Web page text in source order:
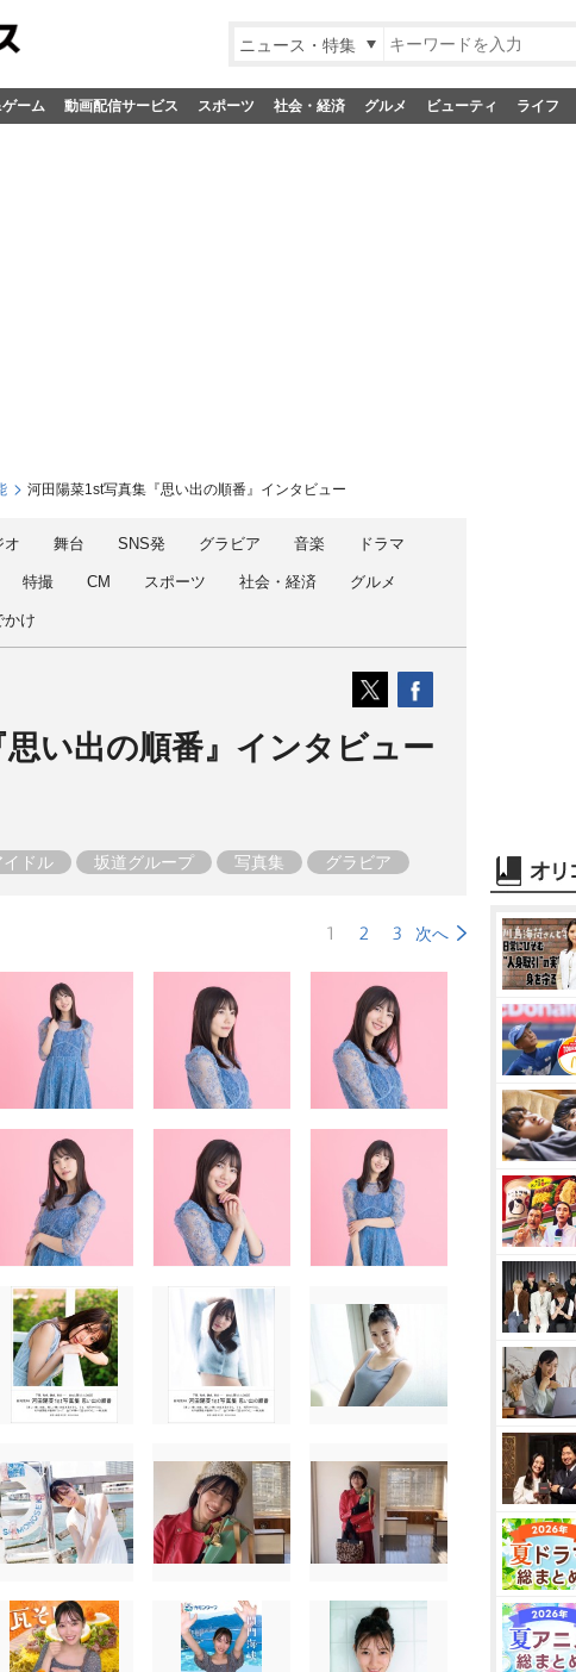
ニュース・特集
ーム 動画配信サービス スポーツ 社会・経済 グルメ ビューティ ライフ
河田陽菜1st写真集『思い出の順番』インタビュー
オ 舞台 SNS発 グラビア 音楽 ドラマ
特撮 CM スポーツ 社会・経済 グルメ
かけ
い出の順番』インタビュー
イドル 坂道グループ 写真集 グラビア
1 2 3 次へ